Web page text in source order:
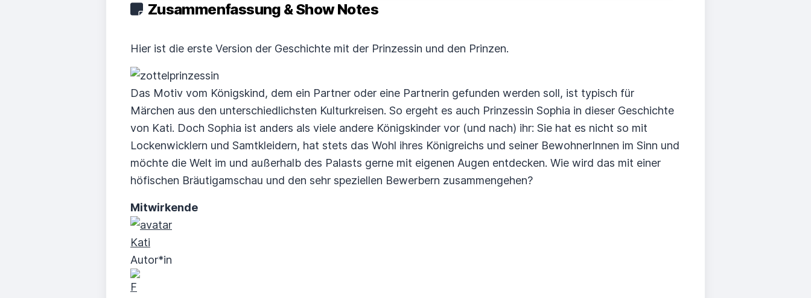
Zusammenfassung & Show Notes
Hier ist die erste Version der Geschichte mit der Prinzessin und den Prinzen.
Das Motiv vom Königskind, dem ein Partner oder eine Partnerin gefunden werden soll, ist typisch für
Märchen aus den unterschiedlichsten Kulturkreisen. So ergeht es auch Prinzessin Sophia in dieser Geschichte
von Kati. Doch Sophia ist anders als viele andere Königskinder vor (und nach) ihr: Sie hat es nicht so mit
Lockenwicklern und Samtkleidern, hat stets das Wohl ihres Königreichs und seiner BewohnerInnen im Sinn und
möchte die Welt im und außerhalb des Palasts gerne mit eigenen Augen entdecken. Wie wird das mit einer
höfischen Bräutigamschau und den sehr speziellen Bewerbern zusammengehen?
Mitwirkende
Kati
Autor*in